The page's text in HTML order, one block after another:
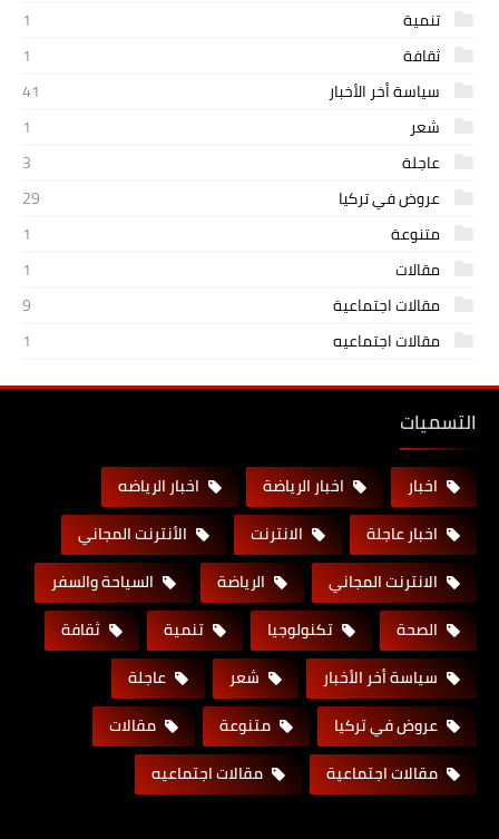
تنمية
1
ثقافة
1
سياسة أخر الأخبار
41
شعر
1
عاجلة
3
عروض في تركيا
29
متنوعة
1
مقالات
1
مقالات اجتماعية
9
مقالات اجتماعيه
1
التسميات
اخبار اخبار الرياضة
اخبار الرياضه
اخبار عاجلة
الانترنت
الأنترنت المجاني
الانترنت المجاني
الرياضة
السياحة والسفر
الصحة
تكنولوجيا تنمية
ثقافة
سياسة أخر الأخبار
شعر
عاجلة
عروض في تركيا
متنوعة
مقالات
مقالات اجتماعية
مقالات اجتماعيه